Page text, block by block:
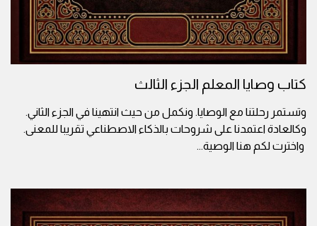
كتاب وصايا المعلم الجزء الثالث
وتستمر رحلتنا مع الوصايا. ونكمل من حيث انتهينا في الجزء الثاني.
وكالعادة اعتمدنا على شروحات بالذكاء الاصطناعي تقريبا للمعنى.
واخترت لكم هنا الوصية...